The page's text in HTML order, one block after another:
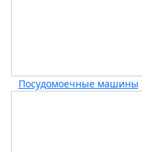
Посудомоечные машины